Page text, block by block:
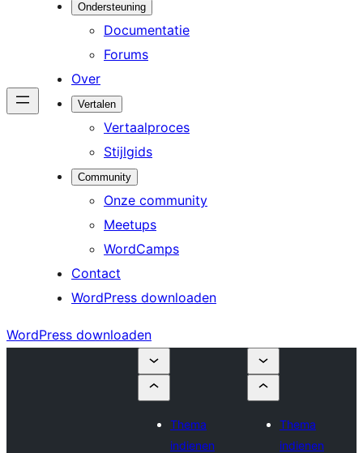
Ondersteuning
Documentatie
Forums
Over
Vertalen
Vertaalproces
Stijlgids
Community
Onze community
Meetups
WordCamps
Contact
WordPress downloaden
WordPress downloaden
Thema
indienen
Thema
indienen